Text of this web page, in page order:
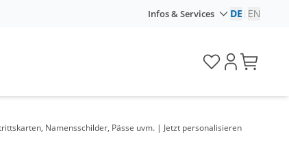
Infos & Services DE EN
Namensschilder, Pässe uvm. | Jetzt personalisieren
0,75 € *